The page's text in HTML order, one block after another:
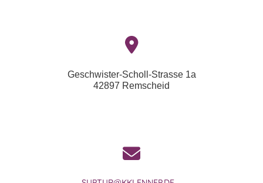
Geschwister-Scholl-Strasse 1a
42897 Remscheid